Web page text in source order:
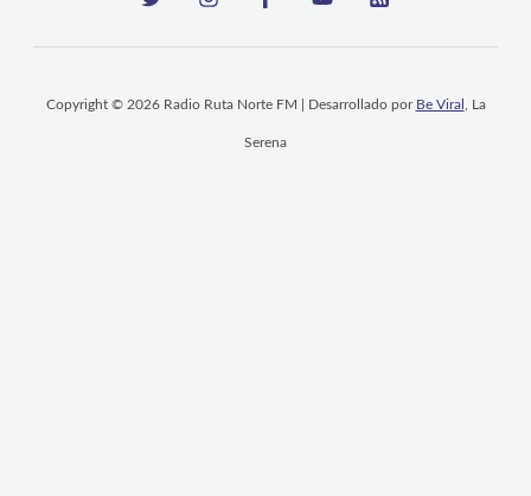
Copyright © 2026 Radio Ruta Norte FM | Desarrollado por Be Viral , La
Serena